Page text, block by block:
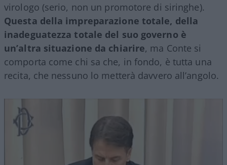
virologo (serio, non un promotore di siringhe).
Questa della impreparazione totale, della
inadeguatezza totale del suo governo è
un’altra situazione da chiarire, ma Conte si
comporta come chi sa che, in fondo, è tutta una
recita, che nessuno lo metterà davvero all’angolo.